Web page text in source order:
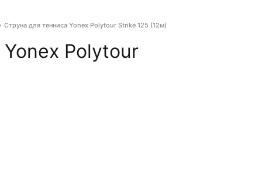
Струна для тенниса Yonex Polytour Strike 125 (12м)
Polytour